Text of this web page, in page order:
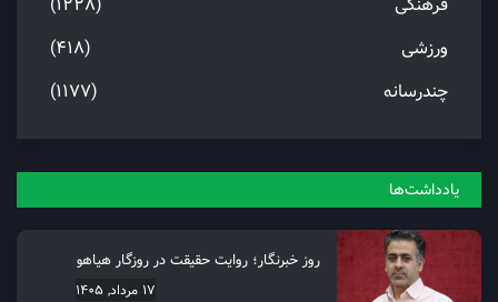
ورزشی
(418)
چندرسانه
(1177)
یادداشت‌ها
روز خبرنگار؛ روایت حقیقت در روزگار هیاهو
17 مرداد, 1405